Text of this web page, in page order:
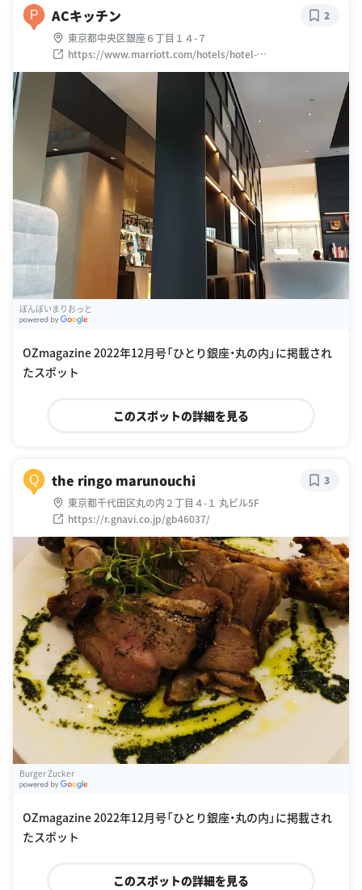
P ACキッチン
東京都中央区銀座６丁目１４-７
https://www.marriott.com/hotels/hotel-
information/restaurant/tyoar-ac-hotel-tokyo-ginza/
2
ぼんぼいまりおっと
OZmagazine 2022年12月号「ひとり銀座・丸の内」に掲載され
たスポット
このスポットの詳細を見る
Q the ringo marunouchi
東京都千代田区丸の内２丁目４-１ 丸ビル5F
https://r.gnavi.co.jp/gb46037/
3
Burger Zucker
OZmagazine 2022年12月号「ひとり銀座・丸の内」に掲載され
たスポット
このスポットの詳細を見る